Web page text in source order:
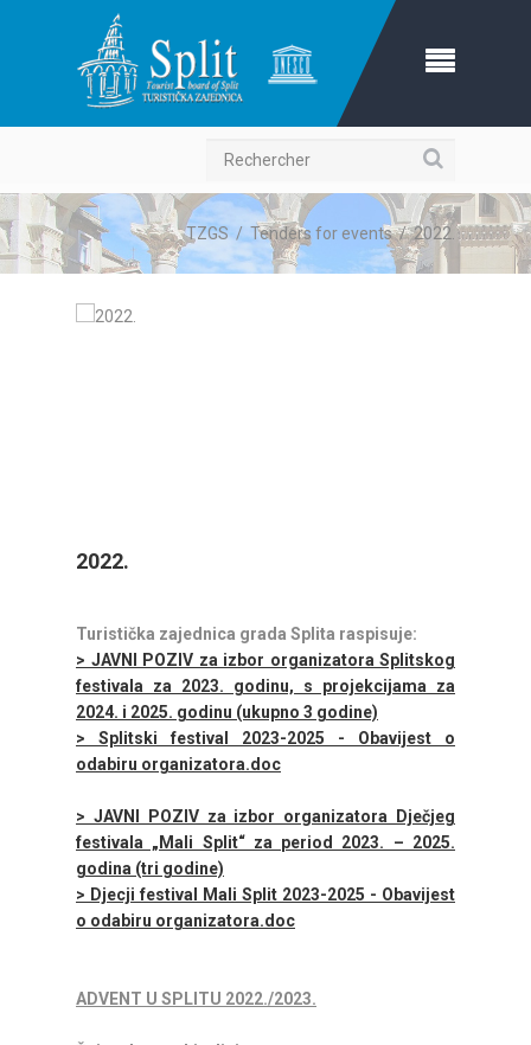
Rechercher
TZGS /Tenders for events/2022.
2022.
Turistička zajednica grada Splita raspisuje:
> JAVNI POZIV za izbor organizatora Splitskog
festivala za 2023. godinu, s projekcijama za
2024. i 2025. godinu (ukupno 3 godine)
> Splitski festival 2023-2025 - Obavijest o
odabiru organizatora.doc
> JAVNI POZIV za izbor organizatora Dječjeg
festivala „Mali Split“ za period 2023. – 2025.
godina (tri godine)
> Djecji festival Mali Split 2023-2025 - Obavijest
o odabiru organizatora.doc
ADVENT U SPLITU 2022./2023.